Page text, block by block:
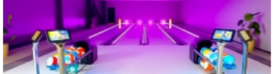
Vosendorf, AT